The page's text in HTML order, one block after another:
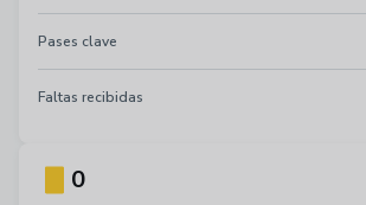
Pases clave
Faltas recibidas
0